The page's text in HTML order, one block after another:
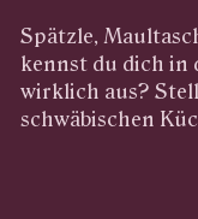
Spätzle,
kennst du dich in
wirklich aus?
schwäbischen